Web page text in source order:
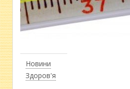
Новини
Здоров'я